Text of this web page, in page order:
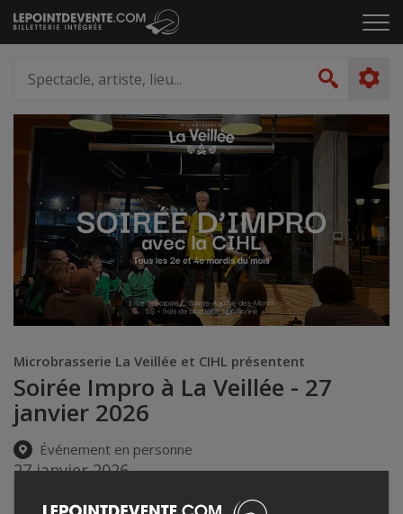
Passer
au
le
artiste,
lieu...
Microbrasserie La Veillée et CIHL présentent
Soirée Impro à La Veillée - 27
janvier 2026
Événement en personne
27 janvier 2026